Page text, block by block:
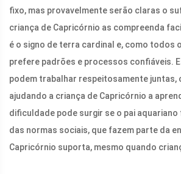
fixo, mas provavelmente serão claras o
criança de Capricórnio as compreenda
é o signo de terra cardinal e, como todos
prefere padrões e processos confiáveis.
podem trabalhar respeitosamente juntas,
ajudando a criança de Capricórnio a
dificuldade pode surgir se o pai
das normas sociais, que fazem parte da
Capricórnio suporta, mesmo quando